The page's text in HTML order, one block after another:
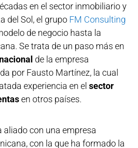
en el sector inmobiliario y
del Sol, el grupo FM Consulting
de negocio hasta la
Se trata de un paso más en
de la empresa
por Fausto Martínez, la cual
experiencia en elsector
en otros países.
aliado con una empresa
con la que ha formado la